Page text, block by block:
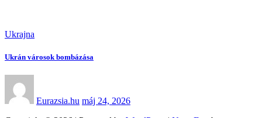
Ukrajna
Ukrán városok bombázása
Eurazsia.hu máj 24, 2026